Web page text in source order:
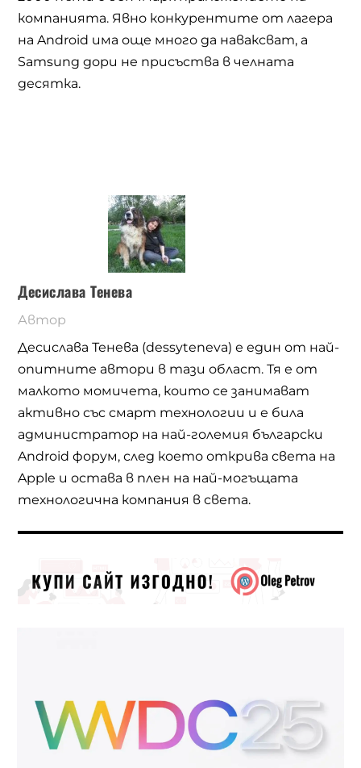
компанията. Явно конкурентите от лагера
наAndroid има още много да наваксват, а
Samsungдори не присъства в челната
десятка.
Десислава Тенева
Автор
Десислава Тенева (dessyteneva) е един от най-
опитните автори в тази област. Тя е от
малкото момичета, които се занимават
активно със смарт технологии и е била
администратор на най-големия български
Android форум, след което открива света на
Apple и остава в плен на най-могъщата
технологична компания в света.